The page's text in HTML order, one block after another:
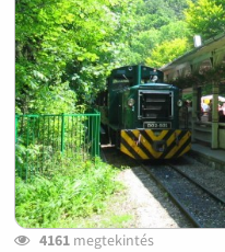
4161megtekintés